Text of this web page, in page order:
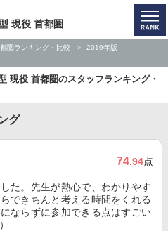
現役 首都圏
圏ランキング・比較
2019年版
現役 首都圏のスタッフランキング・
グ
74.94点
た。先生が熱心で、わかりやす
できちんと考える時間をくれる
ならずに参加できる点はすごい